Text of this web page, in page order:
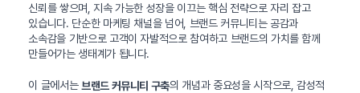
신뢰를 쌓으며, 지속 가능한 성장을 이끄는 핵심 전략으로 자리 잡고
있습니다. 단순한 마케팅 채널을 넘어, 브랜드 커뮤니티는 공감과
소속감을 기반으로 고객이 자발적으로 참여하고 브랜드의 가치를 함께
만들어가는 생태계가 됩니다.
이 글에서는브랜드 커뮤니티 구축의 개념과 중요성을 시작으로, 감성적